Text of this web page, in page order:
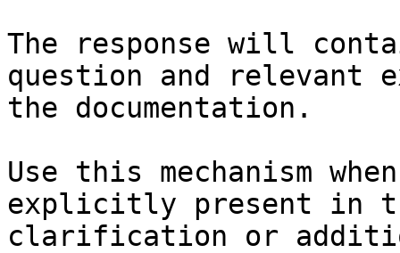
The response will
question and relevant
the documentation.
Use this mechanism
explicitly present in
clarification or